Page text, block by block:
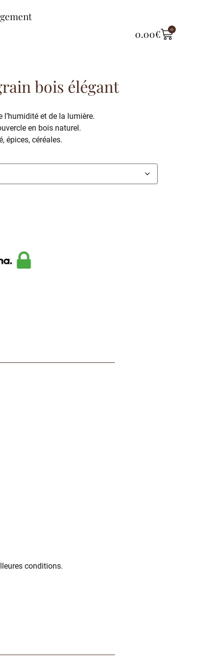
0.00€ 0
bois élégant
l’humidité et de la lumière.
en bois naturel.
épices, céréales.
conditions.